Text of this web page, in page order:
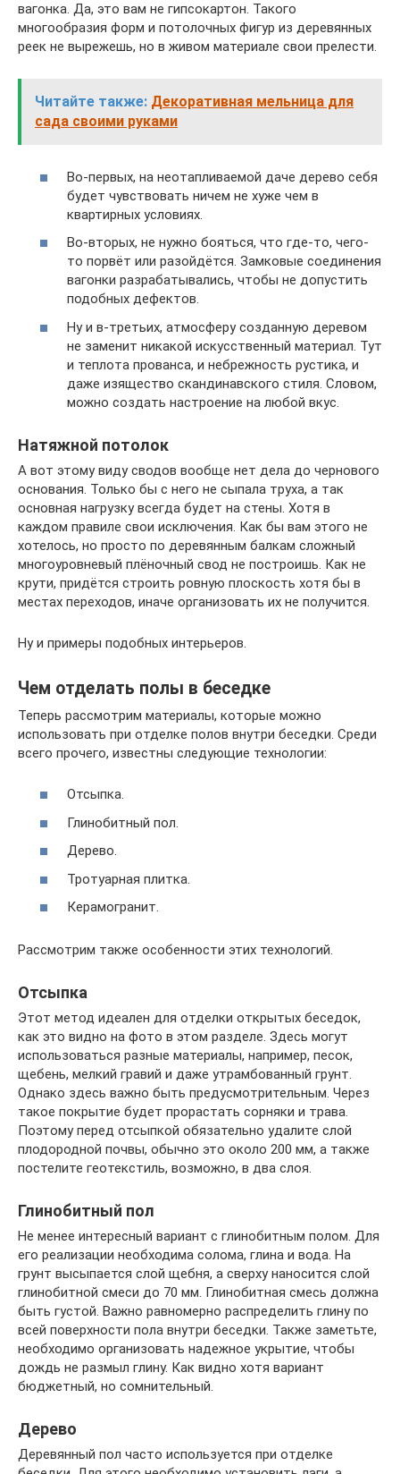
вагонка. Да, это вам не гипсокартон. Такого
многообразия форм и потолочных фигур из деревянных
реек не вырежешь, но в живом материале свои прелести.
Читайте также: Декоративная мельница для
сада своими руками
Во-первых, на неотапливаемой даче дерево себя
будет чувствовать ничем не хуже чем в
квартирных условиях.
Во-вторых, не нужно бояться, что где-то, чего-
то порвёт или разойдётся. Замковые соединения
вагонки разрабатывались, чтобы не допустить
подобных дефектов.
Ну и в-третьих, атмосферу созданную деревом
не заменит никакой искусственный материал. Тут
и теплота прованса, и небрежность рустика, и
даже изящество скандинавского стиля. Словом,
можно создать настроение на любой вкус.
Натяжной потолок
А вот этому виду сводов вообще нет дела до чернового
основания. Только бы с него не сыпала труха, а так
основная нагрузку всегда будет на стены. Хотя в
каждом правиле свои исключения. Как бы вам этого не
хотелось, но просто по деревянным балкам сложный
многоуровневый плёночный свод не построишь. Как не
крути, придётся строить ровную плоскость хотя бы в
местах переходов, иначе организовать их не получится.
Ну и примеры подобных интерьеров.
Чем отделать полы в беседке
Теперь рассмотрим материалы, которые можно
использовать при отделке полов внутри беседки. Среди
всего прочего, известны следующие технологии:
Отсыпка.
Глинобитный пол.
Дерево.
Тротуарная плитка.
Керамогранит.
Рассмотрим также особенности этих технологий.
Отсыпка
Этот метод идеален для отделки открытых беседок,
как это видно на фото в этом разделе. Здесь могут
использоваться разные материалы, например, песок,
щебень, мелкий гравий и даже утрамбованный грунт.
Однако здесь важно быть предусмотрительным. Через
такое покрытие будет прорастать сорняки и трава.
Поэтому перед отсыпкой обязательно удалите слой
плодородной почвы, обычно это около 200 мм, а также
постелите геотекстиль, возможно, в два слоя.
Глинобитный пол
Не менее интересный вариант с глинобитным полом. Для
его реализации необходима солома, глина и вода. На
грунт высыпается слой щебня, а сверху наносится слой
глинобитной смеси до 70 мм. Глинобитная смесь должна
быть густой. Важно равномерно распределить глину по
всей поверхности пола внутри беседки. Также заметьте,
необходимо организовать надежное укрытие, чтобы
дождь не размыл глину. Как видно хотя вариант
бюджетный, но сомнительный.
Дерево
Деревянный пол часто используется при отделке